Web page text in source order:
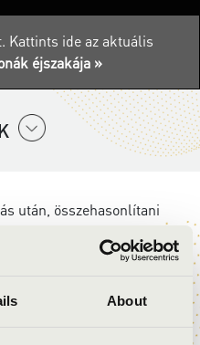
About
Kattints ide az aktuális
éjszakája »
után, összehasonlítani
templom mindkét
orgonája.